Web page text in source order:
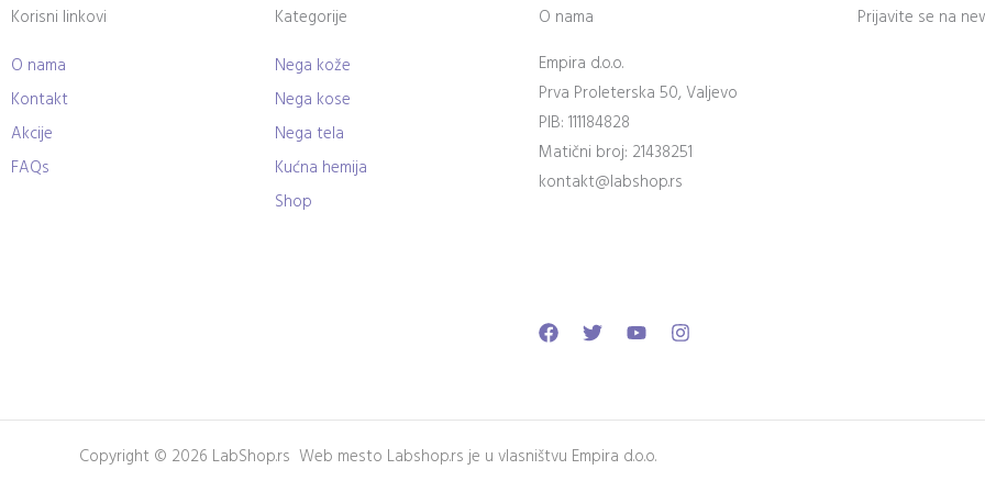
Korisni linkovi
O nama
Kontakt
Akcije
FAQs
Kategorije
Nega kože
Nega kose
Nega tela
Kućna hemija
Shop
O nama
Empira d.o.o.
Prva Proleterska 50, Valjevo
PIB: 111184828
Matični broj: 21438251
kontakt@labshop.rs
Facebook
Prijavite se na
Copyright © 2026 LabShop.rs Web mesto Labshop.rs je u vlasništvu Empira d.o.o.